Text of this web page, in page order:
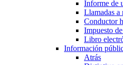
Informe de
Llamadas
Conductor
Impuesto
Libro
Información
Atrás